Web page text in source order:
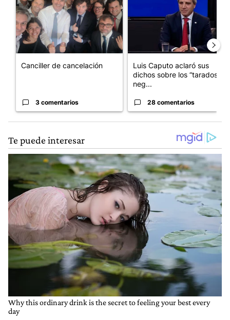
Canciller de cancelación
3 comentarios
Luis Caputo aclaró sus
dichos sobre los “tarados” y
neg...
28 comentarios